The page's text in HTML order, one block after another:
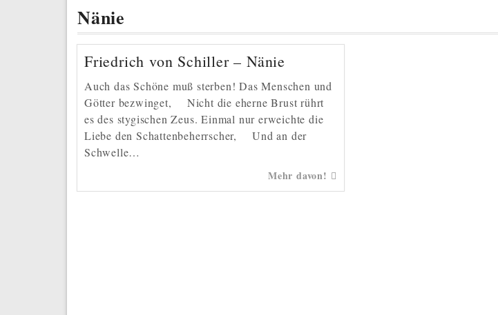
Nänie
Friedrich von Schiller – Nänie
Auch das Schöne muß sterben! Das Menschen und
Götter bezwinget, Nicht die eherne Brust rührt
es des stygischen Zeus. Einmal nur erweichte die
Liebe den Schattenbeherrscher, Und an der
Schwelle…
Mehr davon!